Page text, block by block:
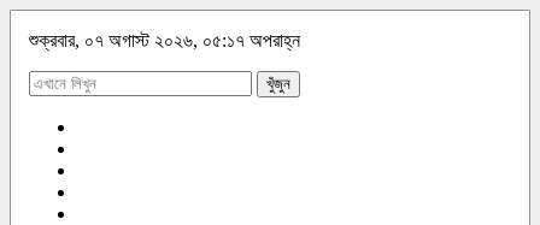
শুক্রবার, ০৭ অগাস্ট ২০২৬, ০৫:১৭ অপরাহ্ন
খুঁজুন